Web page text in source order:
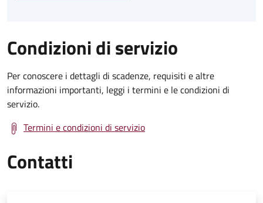
Condizioni di servizio
Per conoscere i dettagli di scadenze, requisiti e altre
informazioni importanti, leggi i termini e le condizioni di
servizio.
Termini e condizioni di servizio
Contatti